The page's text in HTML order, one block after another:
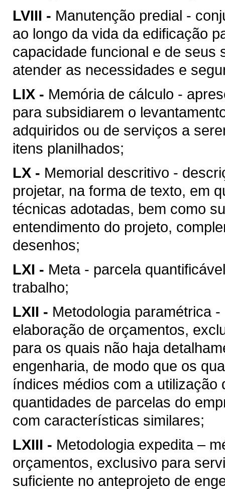
LVIII - Manutenção predial -
ao longo da vida da edificação
capacidade funcional e de seus
atender as necessidades e
LIX - Memória de cálculo -
para subsidiarem o
adquiridos ou de serviços a
itens planilhados;
LX - Memorial descritivo -
projetar, na forma de texto, em
técnicas adotadas, bem como
entendimento do projeto,
desenhos;
LXI - Meta - parcela
trabalho;
LXII - Metodologia paramétrica
elaboração de orçamentos,
para os quais não haja
engenharia, de modo que os
índices médios com a
quantidades de parcelas do
com características similares;
LXIII - Metodologia expedita –
orçamentos, exclusivo para
suficiente no anteprojeto de